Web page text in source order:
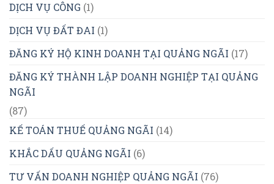
DỊCH VỤ CÔNG (1)
DỊCH VỤ ĐẤT ĐAI (1)
ĐĂNG KÝ HỘ KINH DOANH TẠI QUẢNG NGÃI (17)
ĐĂNG KÝ THÀNH LẬP DOANH NGHIỆP TẠI QUẢNG
NGÃI
(87)
KẾ TOÁN THUẾ QUẢNG NGÃI (14)
KHẮC DẤU QUẢNG NGÃI (6)
TƯ VẤN DOANH NGHIỆP QUẢNG NGÃI (76)